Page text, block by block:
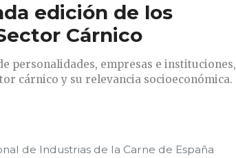
edición de los
Cárnico
personalidades, empresas e instituciones,
cárnico y su relevancia socioeconómica.
de Industrias de la Carne de España